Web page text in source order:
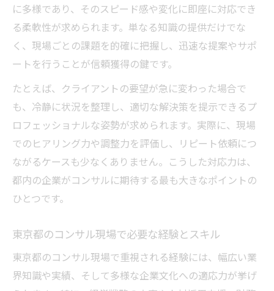
東京都のコンサルが重視したい現場力とは
対応スキル向上が東京都の業務成果に直結
する理由
コンサルが身につけるべきヒアリングの極
意
客先で信頼を得るためのコンサルの対話術
最新トレンドを追う東京都のコンサル事情
東京都のコンサル現場で注目の最新トレン
ド
IT・DXが牽引するコンサル客先対応の変化
向
東京都のコンサルが押さえるべき業界キー
ワード
に多様であり、そのスピード感や変化に即座に対応でき
る柔軟性が求められます。単なる知識の提供だけでな
く、現場ごとの課題を的確に把握し、迅速な提案やサポ
ートを行うことが信頼獲得の鍵です。
たとえば、クライアントの要望が急に変わった場合で
も、冷静に状況を整理し、適切な解決策を提示できるプ
ロフェッショナルな姿勢が求められます。実際に、現場
でのヒアリング力や調整力を評価し、リピート依頼につ
ながるケースも少なくありません。こうした対応力は、
都内の企業がコンサルに期待する最も大きなポイントの
ひとつです。
東京都のコンサル現場で必要な経験とスキル
東京都のコンサル現場で重視される経験には、幅広い業
界知識や実績、そして多様な企業文化への適応力が挙げ